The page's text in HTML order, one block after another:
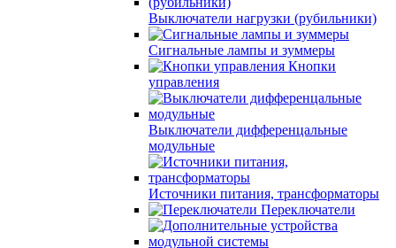
Выключатели нагрузки (рубильники)
Сигнальные лампы и зуммеры
Кнопки
управления
Выключатели дифференцальные
модульные
Источники питания, трансформаторы
Переключатели